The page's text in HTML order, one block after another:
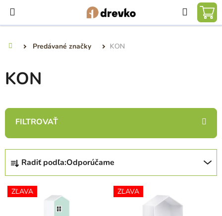
obsah
Hľadať
Predávané značky KON
KON
d
e
Radiť podľa:Odporúčame
V
ý
ZĽAVA ZĽAVA